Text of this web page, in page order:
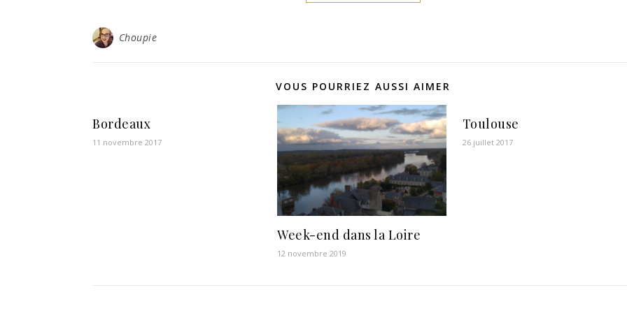
Choupie
VOUS POURRIEZ AUSSI AIMER
Bordeaux
11 novembre 2017
Week-end dans la Loire
12 novembre 2019
Toulouse
26 juillet 2017